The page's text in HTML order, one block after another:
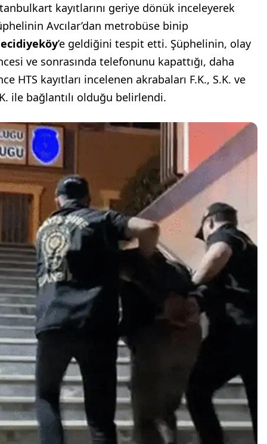
kayıtlarını geriye dönük inceleyerek
Avcılar’dan metrobüse binip
’e geldiğini tespit etti. Şüphelinin, olay
ve sonrasında telefonunu kapattığı, daha
HTS kayıtları incelenen akrabaları F.K., S.K. ve
ile bağlantılı olduğu belirlendi.